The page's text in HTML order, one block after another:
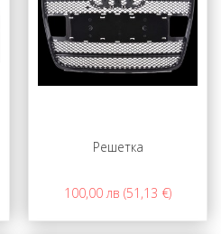
Решетка
100,00 лв (51,13 €)